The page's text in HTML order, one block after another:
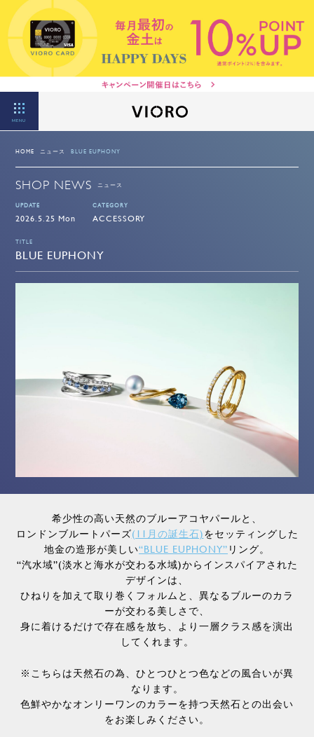
MENU
HOME ニュース BLUE EUPHONY
SHOP NEWS ニュース
UPDATE
2026.5.25 Mon
CATEGORY
ACCESSORY
TITLE
BLUE EUPHONY
希少性の高い天然のブルーアコヤパールと、
ロンドンブルートパーズ(11月の誕生石)をセッティングした
地金の造形が美しい“BLUE EUPHONY”リング。
“汽水域”(淡水と海水が交わる水域)からインスパイアされた
デザインは、
ひねりを加えて取り巻くフォルムと、異なるブルーのカラ
ーが交わる美しさで、
身に着けるだけで存在感を放ち、より一層クラス感を演出
してくれます。
※こちらは天然石の為、ひとつひとつ色などの風合いが異
なります。
色鮮やかなオンリーワンのカラーを持つ天然石との出会い
をお楽しみください。